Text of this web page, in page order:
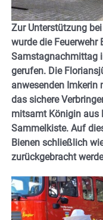
Zur Unterstützung
wurde die Feuerwehr
Samstagnachmittag
gerufen. Die
anwesenden Imkerin
das sichere
mitsamt Königin aus
Sammelkiste. Auf
Bienen schließlich
zurückgebracht